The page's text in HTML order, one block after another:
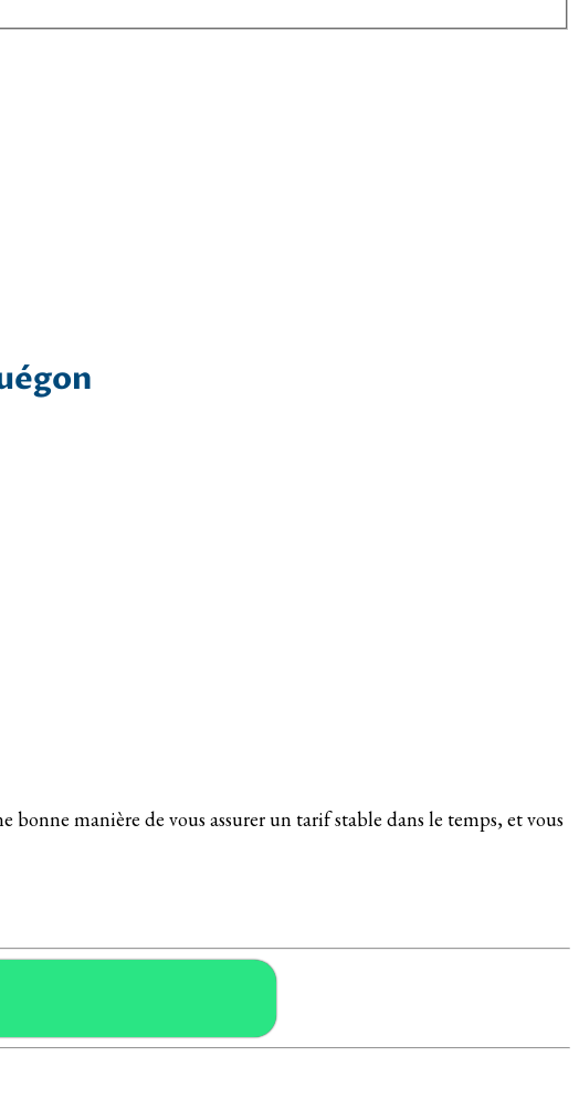
bonne manière de vous assurer un tarif stable dans le temps, et vous